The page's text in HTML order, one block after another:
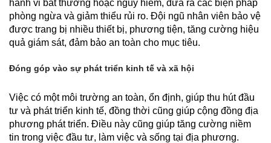
hành vi bất thường hoặc nguy hiểm, đưa ra các biện pháp
phòng ngừa và giảm thiểu rủi ro. Đội ngũ nhân viên bảo vệ
được trang bị nhiều thiết bị, phương tiện, tăng cường hiệu
quả giám sát, đảm bảo an toàn cho mục tiêu.
Đóng góp vào sự phát triển kinh tế và xã hội
Việc có một môi trường an toàn, ổn định, giúp thu hút đầu
tư và phát triển kinh tế, đồng thời cũng giúp cộng đồng địa
phương phát triển. Điều này cũng giúp tăng cường niềm
tin trong việc đầu tư, làm việc và sống tại địa phương.